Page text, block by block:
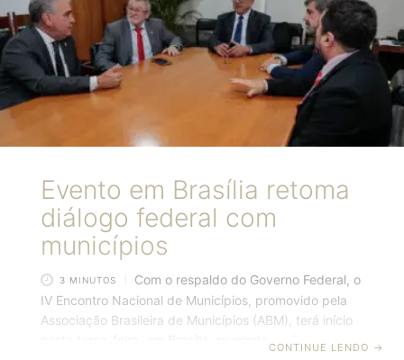
votação no Plenário do Senado. O projeto de lei
aprovado
Evento em Brasília retoma
diálogo federal com
municípios
3 MINUTOS
Com o respaldo do Governo Federal, o
IV Encontro Nacional de Municípios, promovido pela
Associação Brasileira de Municípios (ABM), terá início
CONTINUE LENDO →